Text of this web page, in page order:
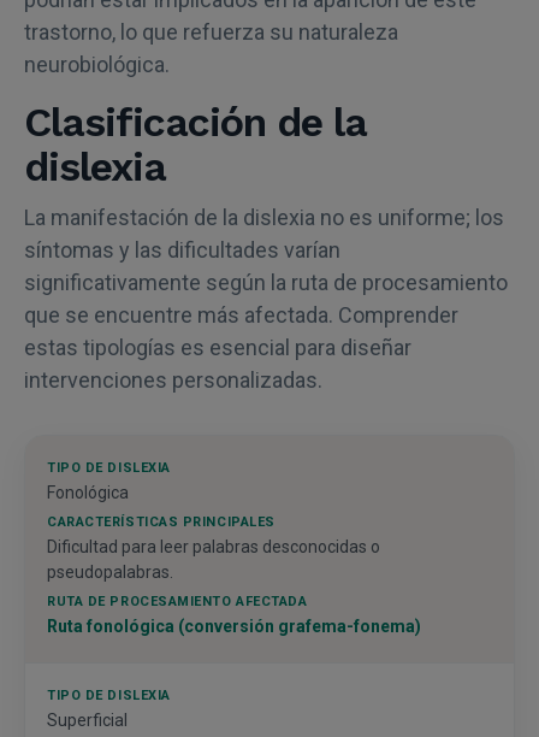
trastorno, lo que refuerza su naturaleza
neurobiológica.
Clasificación de la
dislexia
La manifestación de la dislexia no es uniforme; los
síntomas y las dificultades varían
significativamente según la ruta de procesamiento
que se encuentre más afectada. Comprender
estas tipologías es esencial para diseñar
intervenciones personalizadas.
Fonológica
Dificultad para leer palabras desconocidas o
pseudopalabras.
Ruta fonológica (conversión grafema-fonema)
Superficial